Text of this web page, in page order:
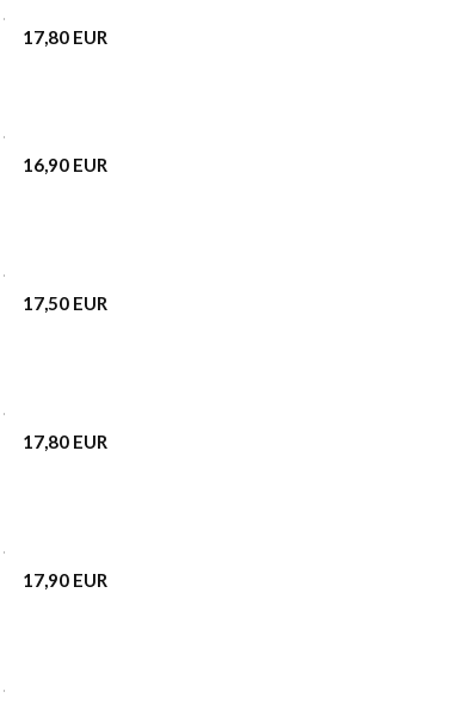
17,80 EUR
16,90 EUR
17,50 EUR
17,80 EUR
17,90 EUR